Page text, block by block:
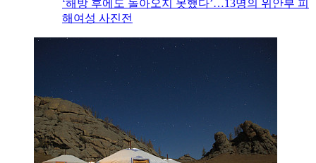
‘해방 후에도 돌아오지 못했다’…13명의 위안부 피
해여성 사진전